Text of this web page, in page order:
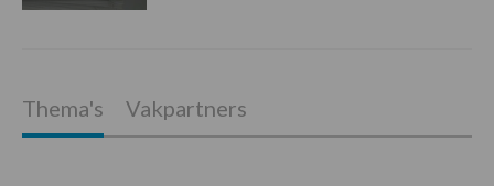
Thema's Vakpartners